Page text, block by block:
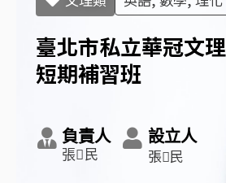
臺北市私立華冠文理
短期補習班
負責人
張民
設立人
張民